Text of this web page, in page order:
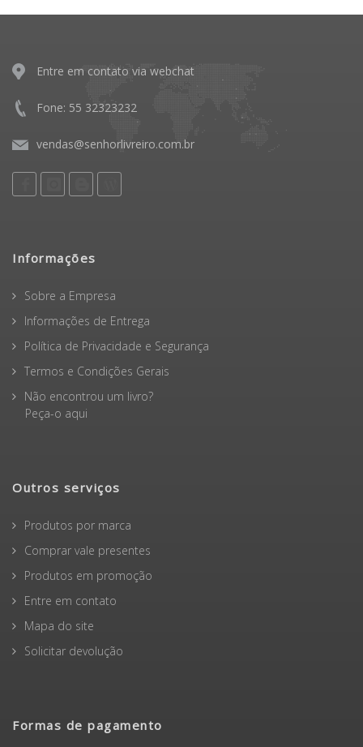
Entre em contato via webchat
Fone: 55 32323232
vendas@senhorlivreiro.com.br
Informações
Sobre a Empresa
Informações de Entrega
Política de Privacidade e Segurança
Termos e Condições Gerais
Outros serviços
Produtos por marca
Comprar vale presentes
Produtos em promoção
Entre em contato
Mapa do site